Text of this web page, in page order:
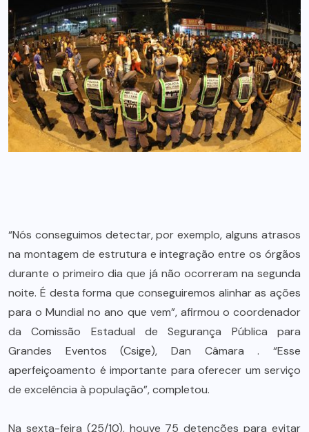
“Nós conseguimos detectar, por exemplo, alguns atrasos
na montagem de estrutura e integração entre os órgãos
durante o primeiro dia que já não ocorreram na segunda
noite. É desta forma que conseguiremos alinhar as ações
para o Mundial no ano que vem”, afirmou o coordenador
da Comissão Estadual de Segurança Pública para
Grandes Eventos (Csige), Dan Câmara . “Esse
aperfeiçoamento é importante para oferecer um serviço
de excelência à população”, completou.
Na sexta-feira (25/10), houve 75 detenções para evitar